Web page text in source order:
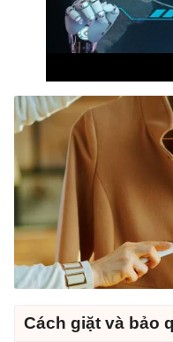
Cách giặt và bảo